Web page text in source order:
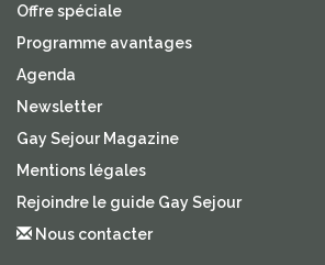
Offre spéciale
Programme avantages
Agenda
Newsletter
Gay Sejour Magazine
Mentions légales
Rejoindre le guide Gay Sejour
Nous contacter